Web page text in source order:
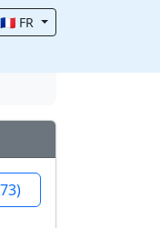
🇫🇷 FR